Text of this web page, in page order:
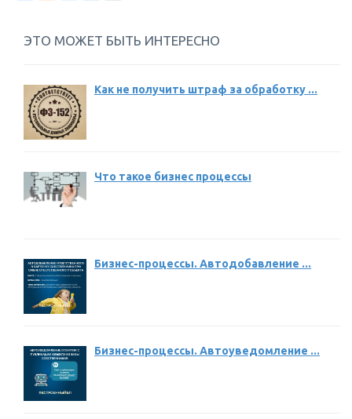
ЭТО МОЖЕТ БЫТЬ ИНТЕРЕСНО
Как не получить штраф за обработку ...
Что такое бизнес процессы
Бизнес-процессы. Автодобавление ...
Бизнес-процессы. Автоуведомление ...